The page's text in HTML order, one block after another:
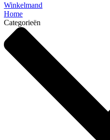
Winkelmand
Home
Categorieën